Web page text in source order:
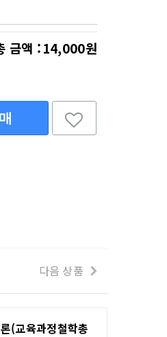
금액 :14,000원
다음 상품
(교육과정철학총